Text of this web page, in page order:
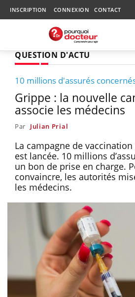
INSCRIPTION CONNEXION CONTACT
QUESTION D'ACTU
10 millions d'assurés
Grippe : la nouvelle
associe les médecins
Par Julian Prial
La campagne de
est lancée. 10 millions
un bon de prise en charge.
convaincre, les autorités
les médecins.